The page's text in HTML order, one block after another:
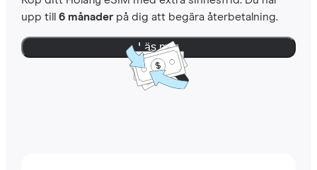
upp till 6 månaderpå dig att begära återbetalning.
Läs mer